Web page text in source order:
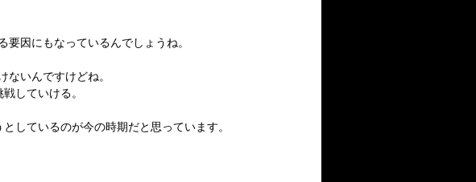
要因にもなっているんでしょうね。
いんですけどね。
していける。
しているのが今の時期だと思っています。